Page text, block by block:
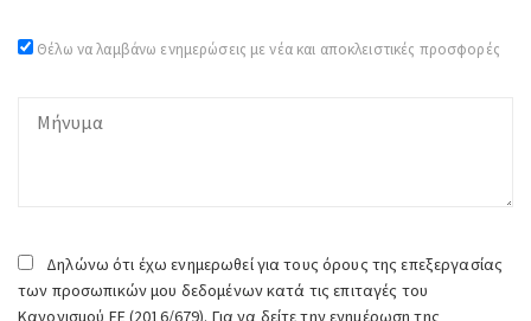
Θέλω να λαμβάνω ενημερώσεις με νέα και αποκλειστικές προσφορές
Δηλώνω ότι έχω ενημερωθεί για τους όρους της επεξεργασίας
των προσωπικών μου δεδομένων κατά τις επιταγές του
Κανονισμού ΕΕ (2016/679). Για να δείτε την ενημέρωση της